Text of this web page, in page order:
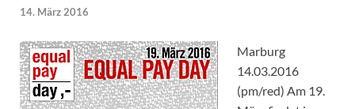
14. März 2016
Marburg
14.03.2016
(pm/red) Am 19.